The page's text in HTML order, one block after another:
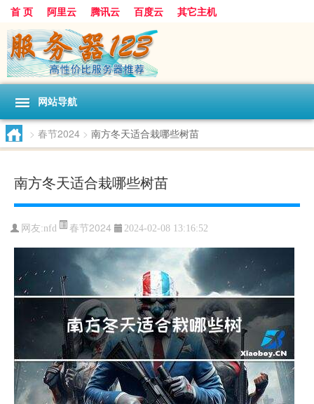
首 页 阿里云 腾讯云 百度云 其它主机
网站导航
> 春节2024 > 南方冬天适合栽哪些树苗
南方冬天适合栽哪些树苗
网友:nfd 春节2024 2024-02-08 13:16:52